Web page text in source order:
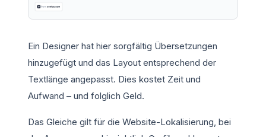
Ein Designer hat hier sorgfältig Übersetzungen
hinzugefügt und das Layout entsprechend der
Textlänge angepasst. Dies kostet Zeit und
Aufwand – und folglich Geld.
Das Gleiche gilt für die Website-Lokalisierung, bei